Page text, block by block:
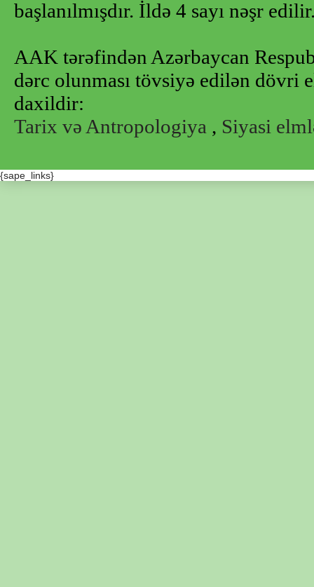
başlanılmışdır. İldə 4 sayı nəşr
AAK tərəfindən Azərbaycan
dərc olunması tövsiyə edilən dövri
daxildir:
Tarix və Antropologiya , Siyasi
{sape_links}